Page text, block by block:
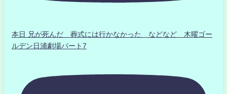
本日 兄が死んだ 葬式には行かなかった などなど 木曜ゴー
ルデン日浦劇場パート7